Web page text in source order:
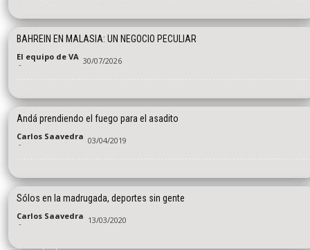
BAHREIN EN MALASIA: UN NEGOCIO PECULIAR
El equipo de VA
- 30/07/2026
Andá prendiendo el fuego para el asadito
Carlos Saavedra
- 03/04/2019
Sólos en la madrugada, deportes sin gente
Carlos Saavedra
- 13/03/2020